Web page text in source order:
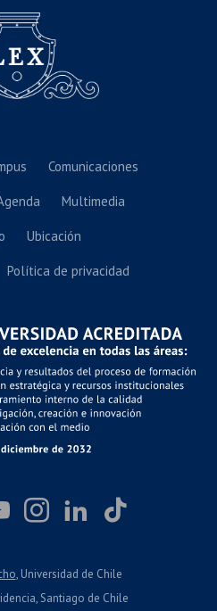
Comunicaciones
Multimedia
Ubicación
Política de privacidad
, Universidad de Chile
Santiago de Chile